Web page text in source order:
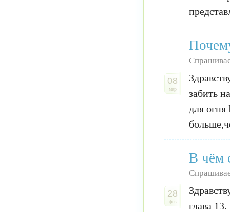
08
мар
забить
для
28
фев
В чём
глава